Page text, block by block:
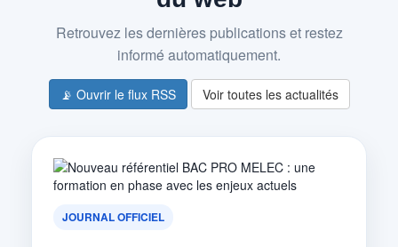
Retrouvez les dernières publications et restez
informé automatiquement.
📡 Ouvrir le flux RSS Voir toutes les actualités
JOURNAL OFFICIEL